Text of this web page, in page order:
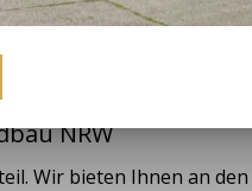
NRW
Wir bieten Ihnen an